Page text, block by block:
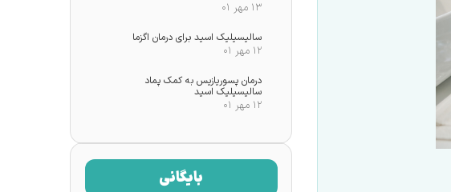
۱۳ مهر ۰۱
سالیسیلیک اسید برای درمان اگزما
۱۲ مهر ۰۱
درمان پسوریازیس به کمک پماد
سالیسیلیک اسید
۱۲ مهر ۰۱
بایگانی